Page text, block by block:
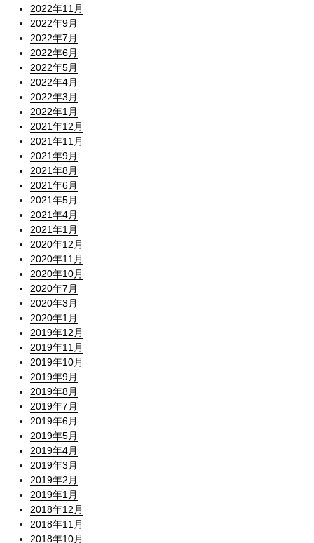
2022年11月
2022年9月
2022年7月
2022年6月
2022年5月
2022年4月
2022年3月
2022年1月
2021年12月
2021年11月
2021年9月
2021年8月
2021年6月
2021年5月
2021年4月
2021年1月
2020年12月
2020年11月
2020年10月
2020年7月
2020年3月
2020年1月
2019年12月
2019年11月
2019年10月
2019年9月
2019年8月
2019年7月
2019年6月
2019年5月
2019年4月
2019年3月
2019年2月
2019年1月
2018年12月
2018年11月
2018年10月